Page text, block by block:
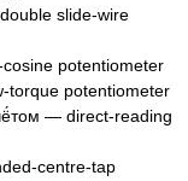
slide-wire
potentiometer
potentiometer
— direct-reading
centre-tap